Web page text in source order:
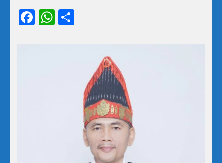
Facebook
WhatsApp